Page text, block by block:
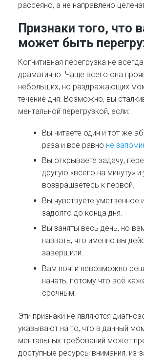
рассеяно, а не направлено
Признаки того, что
может быть
Когнитивная перегрузка не
драматично. Чаще всего она
небольших, но раздражающих
течение дня. Возможно, вы
ментальной перегрузкой, если:
Вы читаете один и тот же
раза и всё равно не
Вы открываете задачу,
другую «всего на минуту»
возвращаетесь к первой.
Вы чувствуете умственное
задолго до конца дня.
Вы заняты весь день, но
назвать, что именно вы
завершили.
Вам почти невозможно
начать, потому что всё
срочным.
Эти признаки не являются
указывают на то, что в данный
ментальных требований может
доступные ресурсы внимания, из-